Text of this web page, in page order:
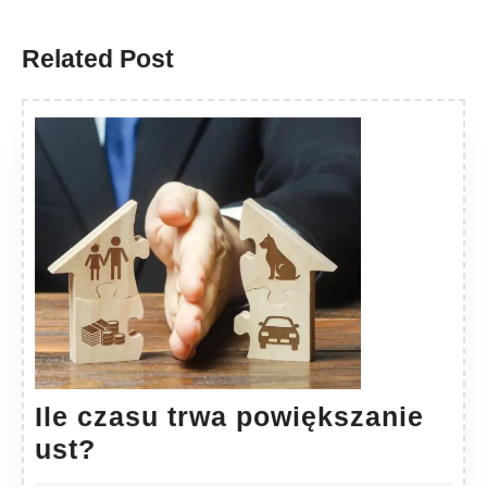
Related Post
Ile czasu trwa powiększanie
ust?